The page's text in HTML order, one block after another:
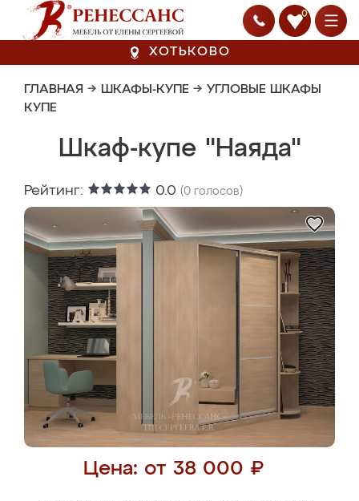
0
ХОТЬКОВО
ГЛАВНАЯ → ШКАФЫ-КУПЕ → УГЛОВЫЕ ШКАФЫ
КУПЕ
Шкаф-купе "Наяда"
Рейтинг: 0.0 (0 голосов)
Цена: от 38 000 ₽